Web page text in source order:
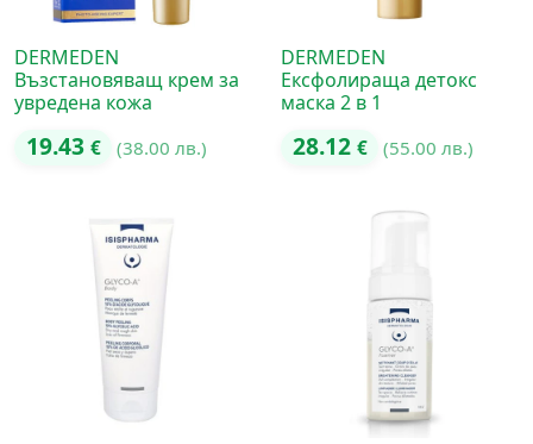
DERMEDEN
Възстановяващ крем за
увредена кожа
19.43 € (38.00 лв.)
DERMEDEN
Ексфолираща детокс
маска 2 в 1
28.12 € (55.00 лв.)